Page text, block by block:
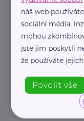
Zimní výzvy na
jízdou
Auto,
náš web
sociální média,
mohou
jste jim poskytli
že používáte
Povolit vše